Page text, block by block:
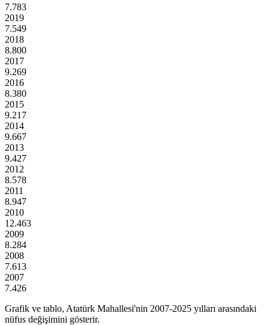
7.783
2019
7.549
2018
8.800
2017
9.269
2016
8.380
2015
9.217
2014
9.667
2013
9.427
2012
8.578
2011
8.947
2010
12.463
2009
8.284
2008
7.613
2007
7.426
Grafik ve tablo, Atatürk Mahallesi'nin 2007-2025 yılları arasındaki
nüfus değişimini gösterir.